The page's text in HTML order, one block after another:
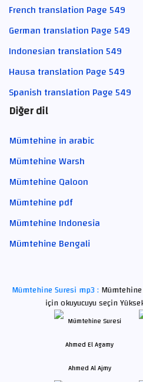
French translation Page 549
German translation Page 549
Indonesian translation 549
Hausa translation Page 549
Spanish translation Page 549
Diğer dil
Mümtehine in arabic
Mümtehine Warsh
Mümtehine Qaloon
Mümtehine pdf
Mümtehine Indonesia
Mümtehine Bengali
Mümtehine Suresi mp3 :
için okuyucuyu seçin
Ahmed Al Ajmy